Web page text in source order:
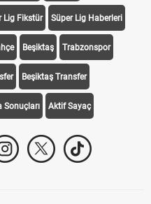
Lig Fikstür Süper Lig Haberleri
Beşiktaş Trabzonspor
Beşiktaş Transfer
Sonuçları Aktif Sayaç